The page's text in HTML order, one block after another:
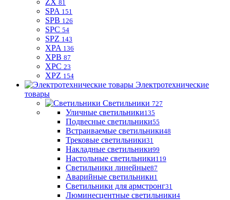
ZX 81
SPA 151
SPB 126
SPC 54
SPZ 143
XPA 136
XPB 87
XPC 23
XPZ 154
Электротехнические
товары
Светильники 727
Уличные светильники135
Подвесные светильники55
Встраиваемые светильники48
Трековые светильники31
Накладные светильники99
Настольные светильники119
Светильники линейные87
Аварийные светильники1
Светильники для армстронг31
Люминесцентные светильники4